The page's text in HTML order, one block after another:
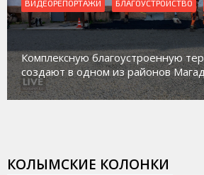
ВИДЕОРЕПОРТАЖИ БЛАГОУСТРОЙСТВО
Комплексную благоустроенную
создают в одном из районов
КОЛЫМСКИЕ КОЛОНКИ